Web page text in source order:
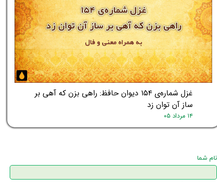
غزل شماره‌ی ۱۵۴ دیوان حافظ: راهی بزن که آهی بر
ساز آن توان زد
۱۴ مرداد ۰۵
نام شما